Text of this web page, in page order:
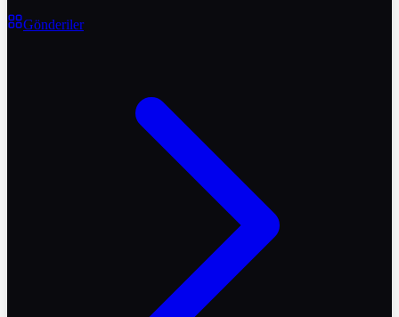
Gönderiler